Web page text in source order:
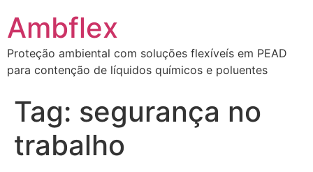
Ambflex
Proteção ambiental com soluções flexíveís em PEAD
para contenção de líquidos químicos e poluentes
Tag: segurança no
trabalho